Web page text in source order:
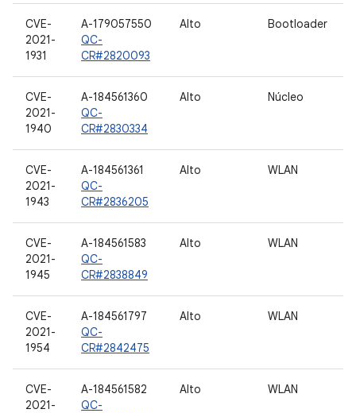
CVE-
2021-
1931
A-179057550
QC-
CR#2820093
Alto Bootloader
CVE-
2021-
1940
A-184561360
QC-
CR#2830334
Alto Núcleo
CVE-
2021-
1943
A-184561361
QC-
CR#2836205
Alto WLAN
CVE-
2021-
1945
A-184561583
QC-
CR#2838849
Alto WLAN
CVE-
2021-
1954
A-184561797
QC-
CR#2842475
Alto WLAN
CVE-
2021-
A-184561582
QC-
Alto WLAN